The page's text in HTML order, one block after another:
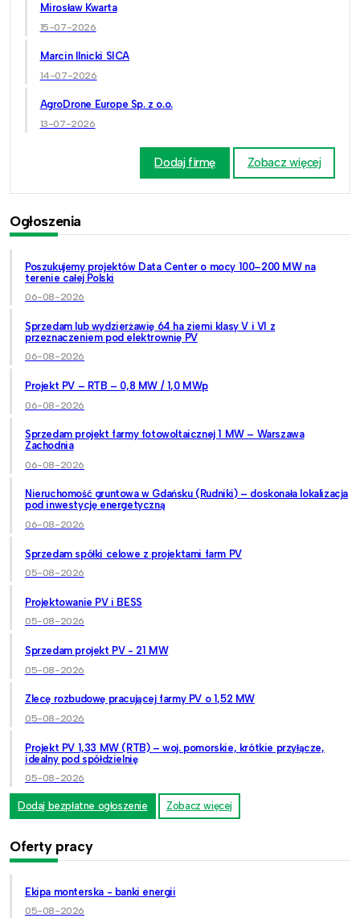
Mirosław Kwarta
15-07-2026
Marcin Ilnicki SICA
14-07-2026
AgroDrone Europe Sp. z o.o.
13-07-2026
Dodaj firmę Zobacz więcej
Ogłoszenia
Poszukujemy projektów Data Center o mocy 100–200 MW na
terenie całej Polski
06-08-2026
Sprzedam lub wydzierżawię 64 ha ziemi klasy V i VI z
przeznaczeniem pod elektrownię PV
06-08-2026
Projekt PV – RTB – 0,8 MW / 1,0 MWp
06-08-2026
Sprzedam projekt farmy fotowoltaicznej 1 MW – Warszawa
Zachodnia
06-08-2026
Nieruchomość gruntowa w Gdańsku (Rudniki) – doskonała lokalizacja
pod inwestycję energetyczną
06-08-2026
Sprzedam spółki celowe z projektami farm PV
05-08-2026
Projektowanie PV i BESS
05-08-2026
Sprzedam projekt PV - 21 MW
05-08-2026
Zlecę rozbudowę pracującej farmy PV o 1,52 MW
05-08-2026
Projekt PV 1,33 MW (RTB) – woj. pomorskie, krótkie przyłącze,
idealny pod spółdzielnię
05-08-2026
Dodaj bezpłatne ogłoszenie Zobacz więcej
Oferty pracy
Ekipa monterska - banki energii
05-08-2026